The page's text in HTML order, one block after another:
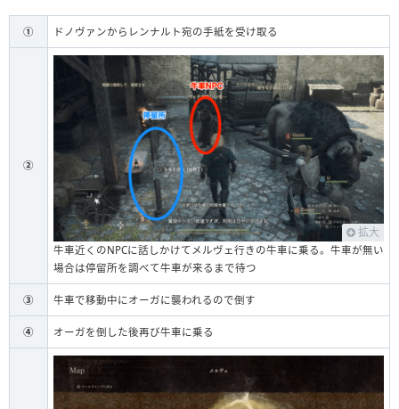
① ドノヴァンからレンナルト宛の手紙を受け取る
②
拡大
牛車近くのNPCに話しかけてメルヴェ行きの牛車に乗る。牛車が無い
場合は停留所を調べて牛車が来るまで待つ
③ 牛車で移動中にオーガに襲われるので倒す
④ オーガを倒した後再び牛車に乗る